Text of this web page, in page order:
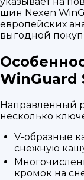
шин Nexen
европейских
выгодной
WinGuard
Направленный
несколько
V-образные
снежную
кромок на